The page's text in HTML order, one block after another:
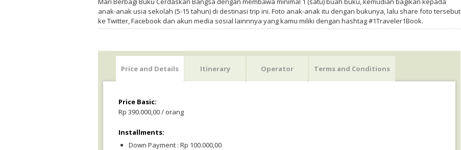
anak-anak usia sekolah (5-15 tahun) di destinasi trip ini. Foto anak-anak itu dengan bukunya, lalu share foto tersebut
ke Twitter, Facebook dan akun media sosial lainnnya yang kamu miliki dengan hashtag #1Traveler1Book.
Price and Details Itinerary Operator Terms and Conditions
Price Basic:
Rp 390.000,00 / orang
Installments:
Down Payment : Rp 100.000,00